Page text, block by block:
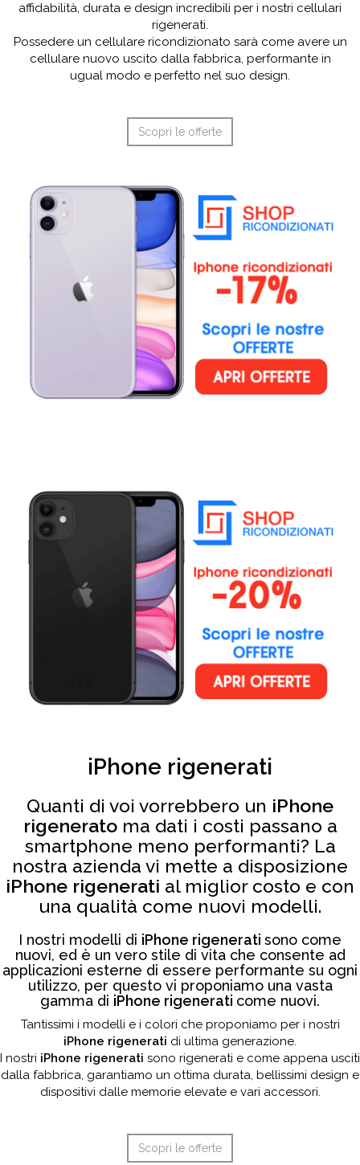
affidabilità, durata e design incredibili per i nostri cellulari
rigenerati.
Possedere un cellulare ricondizionato sarà come avere un
cellulare nuovo uscito dalla fabbrica, performante in
ugual modo e perfetto nel suo design.
Scopri le offerte
iPhone rigenerati
Quanti di voi vorrebbero un iPhone
rigenerato ma dati i costi passano a
smartphone meno performanti? La
nostra azienda vi mette a disposizione
iPhone rigenerati al miglior costo e con
una qualità come nuovi modelli.
I nostri modelli di iPhone rigenerati sono come
nuovi, ed è un vero stile di vita che consente ad
applicazioni esterne di essere performante su ogni
utilizzo, per questo vi proponiamo una vasta
gamma di iPhone rigenerati come nuovi.
Tantissimi i modelli e i colori che proponiamo per i nostri
iPhone rigenerati di ultima generazione.
I nostri iPhone rigenerati sono rigenerati e come appena usciti
dalla fabbrica, garantiamo un ottima durata, bellissimi design e
dispositivi dalle memorie elevate e vari accessori.
Scopri le offerte